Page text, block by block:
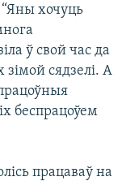
хочуць
ў свой час да
зімой сядзелі. А
беспрацоўем
працаваў на